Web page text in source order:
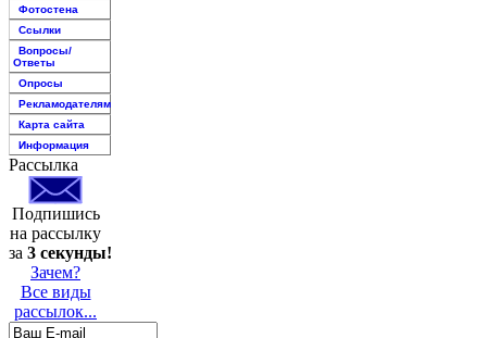
Фотостена
Ссылки
Вопросы/
Ответы
Опросы
Рекламодателям
Карта сайта
Информация
Рассылка
Подпишись
на рассылку
за 3 секунды!
Зачем?
Все виды
рассылок...